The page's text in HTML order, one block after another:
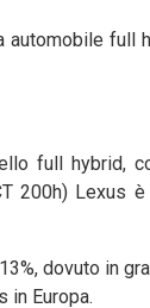
automobile
full hybrid,
200h) Lexus
dovuto in
in Europa.